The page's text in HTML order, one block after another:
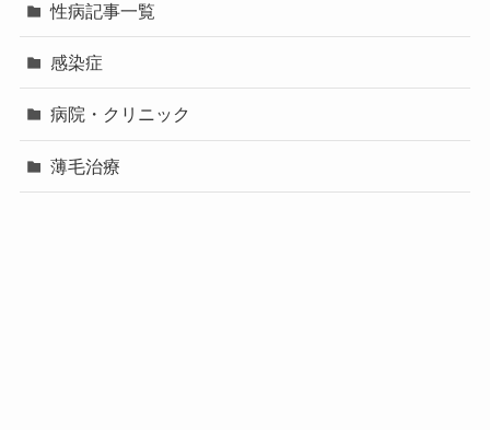
性病記事一覧
感染症
病院・クリニック
薄毛治療